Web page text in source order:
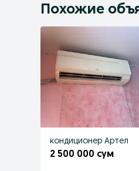
Похожие
кондиционер Артел
2 500 000 сум